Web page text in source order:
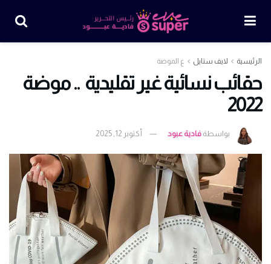
الرئيسية لايف ستايل ع الموضة
حقائب نسائية غير تقليدية .. موضة
2022
بواسطة فادية عبود أكتوبر 12, 2025